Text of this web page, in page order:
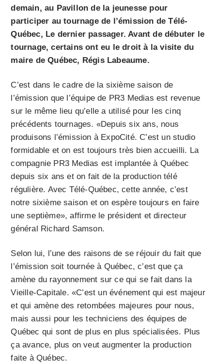
demain, au Pavillon de la jeunesse pour
participer au tournage de l’émission de Télé-
Québec, Le dernier passager. Avant de débuter le
tournage, certains ont eu le droit à la visite du
maire de Québec, Régis Labeaume.
C’est dans le cadre de la sixième saison de
l’émission que l’équipe de PR3 Medias est revenue
sur le même lieu qu’elle a utilisé pour les cinq
précédents tournages. «Depuis six ans, nous
produisons l’émission à ExpoCité. C’est un studio
formidable et on est toujours très bien accueilli. La
compagnie PR3 Medias est implantée à Québec
depuis six ans et on fait de la production télé
régulière. Avec Télé-Québec, cette année, c’est
notre sixième saison et on espère toujours en faire
une septième», affirme le président et directeur
général Richard Samson.
Selon lui, l’une des raisons de se réjouir du fait que
l’émission soit tournée à Québec, c’est que ça
amène du rayonnement sur ce qui se fait dans la
Vieille-Capitale. «C’est un événement qui est majeur
et qui amène des retombées majeures pour nous,
mais aussi pour les techniciens des équipes de
Québec qui sont de plus en plus spécialisées. Plus
ça avance, plus on veut augmenter la production
faite à Québec.